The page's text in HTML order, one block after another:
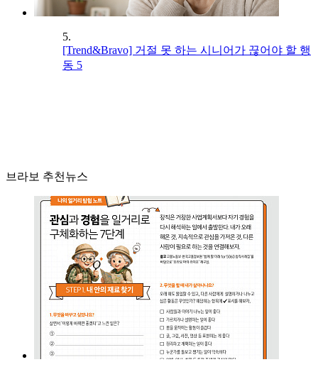
5.
[Trend&Bravo] 거절 못 하는 시니어가 끊어야 할 행
동 5
브라보 추천뉴스